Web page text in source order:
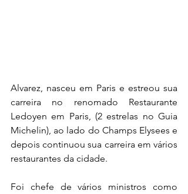
Alvarez, nasceu em Paris e estreou sua
carreira no renomado Restaurante
Ledoyen em Paris, (2 estrelas no Guia
Michelin), ao lado do Champs Elysees e
depois continuou sua carreira em vários
restaurantes da cidade.
Foi chefe de vários ministros como